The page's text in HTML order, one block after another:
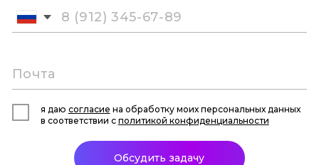
я даю согласие на обработку моих персональных данных
в соответствии с политикой конфиденциальности
Обсудить задачу